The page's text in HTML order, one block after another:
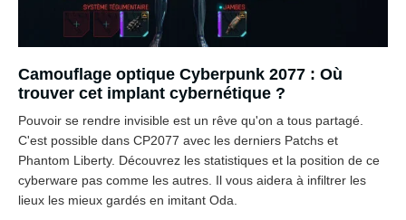
Camouflage optique Cyberpunk 2077 : Où
trouver cet implant cybernétique ?
Pouvoir se rendre invisible est un rêve qu'on a tous partagé.
C'est possible dans CP2077 avec les derniers Patchs et
Phantom Liberty. Découvrez les statistiques et la position de ce
cyberware pas comme les autres. Il vous aidera à infiltrer les
lieux les mieux gardés en imitant Oda.